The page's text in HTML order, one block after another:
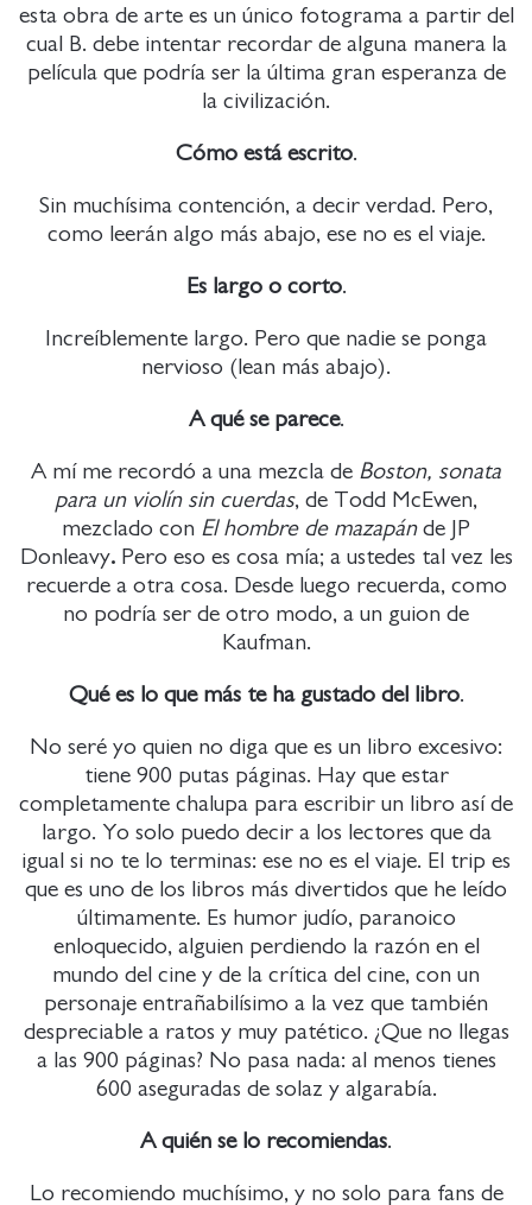
esta obra de arte es un único fotograma a partir del
cual B. debe intentar recordar de alguna manera la
película que podría ser la última gran esperanza de
la civilización.
Cómo está escrito.
Sin muchísima contención, a decir verdad. Pero,
como leerán algo más abajo, ese no es el viaje.
Es largo o corto.
Increíblemente largo. Pero que nadie se ponga
nervioso (lean más abajo).
A qué se parece.
A mí me recordó a una mezcla de Boston, sonata
para un violín sin cuerdas, de Todd McEwen,
mezclado con El hombre de mazapánde JP
Donleavy. Pero eso es cosa mía; a ustedes tal vez les
recuerde a otra cosa. Desde luego recuerda, como
no podría ser de otro modo, a un guion de
Kaufman.
Qué es lo que más te ha gustado del libro.
No seré yo quien no diga que es un libro excesivo:
tiene 900 putas páginas. Hay que estar
completamente chalupa para escribir un libro así de
largo. Yo solo puedo decir a los lectores que da
igual si no te lo terminas: ese no es el viaje. El trip es
que es uno de los libros más divertidos que he leído
últimamente. Es humor judío, paranoico
enloquecido, alguien perdiendo la razón en el
mundo del cine y de la crítica del cine, con un
personaje entrañabilísimo a la vez que también
despreciable a ratos y muy patético. ¿Que no llegas
a las 900 páginas? No pasa nada: al menos tienes
600 aseguradas de solaz y algarabía.
A quién se lo recomiendas.
Lo recomiendo muchísimo, y no solo para fans de